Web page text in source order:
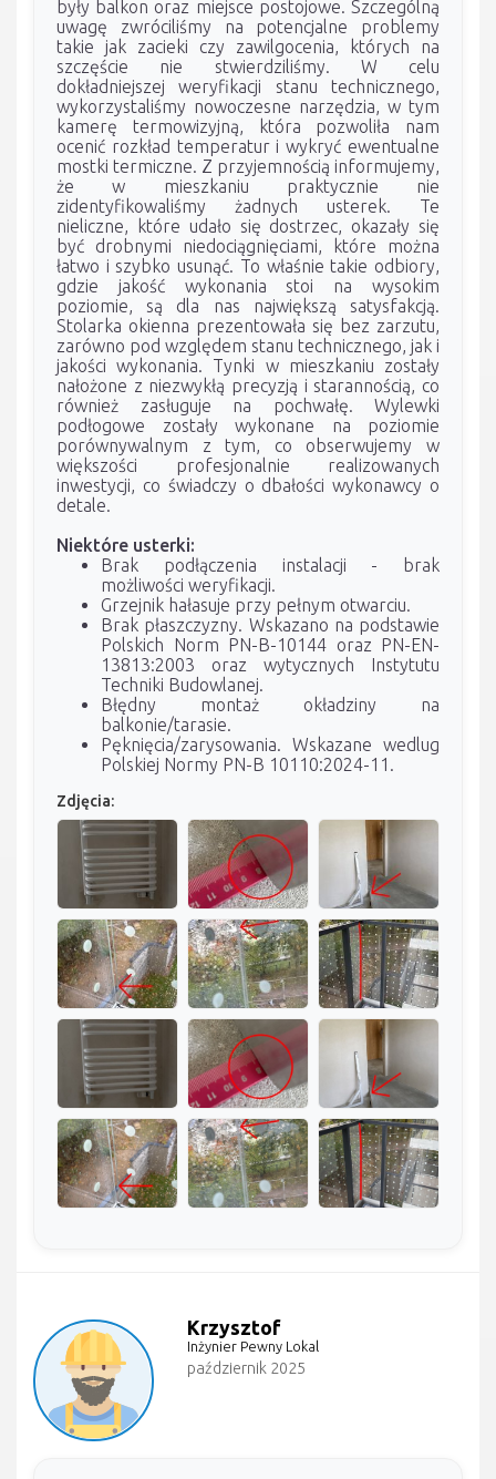
były balkon oraz miejsce postojowe. Szczególną
uwagę zwróciliśmy na potencjalne problemy
takie jak zacieki czy zawilgocenia, których na
szczęście nie stwierdziliśmy. W celu
dokładniejszej weryfikacji stanu technicznego,
wykorzystaliśmy nowoczesne narzędzia, w tym
kamerę termowizyjną, która pozwoliła nam
ocenić rozkład temperatur i wykryć ewentualne
mostki termiczne. Z przyjemnością informujemy,
że w mieszkaniu praktycznie nie
zidentyfikowaliśmy żadnych usterek. Te
nieliczne, które udało się dostrzec, okazały się
być drobnymi niedociągnięciami, które można
łatwo i szybko usunąć. To właśnie takie odbiory,
gdzie jakość wykonania stoi na wysokim
poziomie, są dla nas największą satysfakcją.
Stolarka okienna prezentowała się bez zarzutu,
zarówno pod względem stanu technicznego, jak i
jakości wykonania. Tynki w mieszkaniu zostały
nałożone z niezwykłą precyzją i starannością, co
również zasługuje na pochwałę. Wylewki
podłogowe zostały wykonane na poziomie
porównywalnym z tym, co obserwujemy w
większości profesjonalnie realizowanych
inwestycji, co świadczy o dbałości wykonawcy o
detale.
Niektóre usterki:
Brak podłączenia instalacji - brak
możliwości weryfikacji.
Grzejnik hałasuje przy pełnym otwarciu.
Brak płaszczyzny. Wskazano na podstawie
Polskich Norm PN-B-10144 oraz PN-EN-
13813:2003 oraz wytycznych Instytutu
Techniki Budowlanej.
Błędny montaż okładziny na
balkonie/tarasie.
Pęknięcia/zarysowania. Wskazane wedlug
Polskiej Normy PN-B 10110:2024-11.
Zdjęcia:
Krzysztof
Inżynier Pewny Lokal
październik 2025